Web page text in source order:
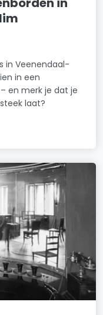
in Veenendaal-
in een
en merk je dat je
laat?